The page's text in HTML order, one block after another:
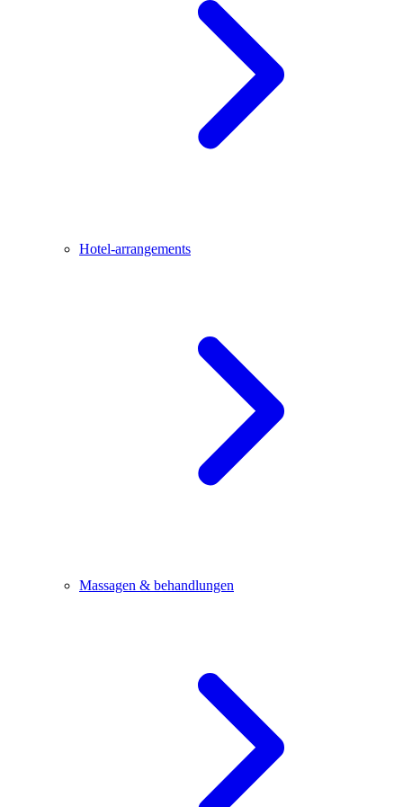
Hotel-arrangements
Massagen & behandlungen